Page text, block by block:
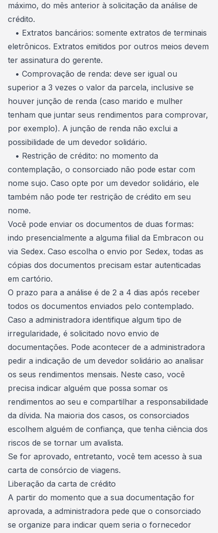
máximo, do mês anterior à solicitação da análise de
crédito.
• Extratos bancários: somente extratos de terminais
eletrônicos. Extratos emitidos por outros meios devem
ter assinatura do gerente.
• Comprovação de renda: deve ser igual ou
superior a 3 vezes o valor da parcela, inclusive se
houver junção de renda (caso marido e mulher
tenham que juntar seus rendimentos para comprovar,
por exemplo). A junção de renda não exclui a
possibilidade de um devedor solidário.
• Restrição de crédito: no momento da
contemplação, o consorciado não pode estar com
nome sujo. Caso opte por um devedor solidário, ele
também não pode ter restrição de crédito em seu
nome.
Você pode enviar os documentos de duas formas:
indo presencialmente a alguma filial da Embracon ou
via Sedex. Caso escolha o envio por Sedex, todas as
cópias dos documentos precisam estar autenticadas
em cartório.
O prazo para a análise é de 2 a 4 dias após receber
todos os documentos enviados pelo contemplado.
Caso a administradora identifique algum tipo de
irregularidade, é solicitado novo envio de
documentações. Pode acontecer de a administradora
pedir a indicação de um devedor solidário ao analisar
os seus rendimentos mensais. Neste caso, você
precisa indicar alguém que possa somar os
rendimentos ao seu e compartilhar a responsabilidade
da dívida. Na maioria dos casos, os consorciados
escolhem alguém de confiança, que tenha ciência dos
riscos de se tornar um avalista.
Se for aprovado, entretanto, você tem acesso à sua
carta de consórcio de viagens.
Liberação da carta de crédito
A partir do momento que a sua documentação for
aprovada, a administradora pede que o consorciado
se organize para indicar quem seria o fornecedor